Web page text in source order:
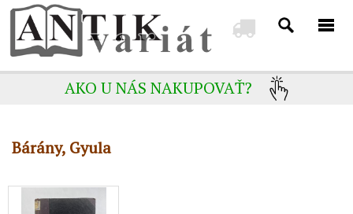
AKO U NÁS NAKUPOVAŤ?
Bárány, Gyula